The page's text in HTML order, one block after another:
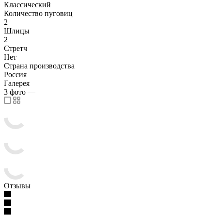
Классический
Количество пуговиц
2
Шлицы
2
Стретч
Нет
Страна производства
Россия
Галерея
3 фото —
Отзывы